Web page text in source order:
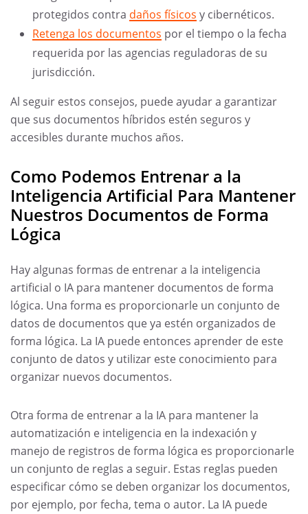
protegidos contra daños físicos y cibernéticos.
Retenga los documentos por el tiempo o la fecha
requerida por las agencias reguladoras de su
jurisdicción.
Al seguir estos consejos, puede ayudar a garantizar
que sus documentos híbridos estén seguros y
accesibles durante muchos años.
Como Podemos Entrenar a la
Inteligencia Artificial Para Mantener
Nuestros Documentos de Forma
Lógica
Hay algunas formas de entrenar a la inteligencia
artificial o IA para mantener documentos de forma
lógica. Una forma es proporcionarle un conjunto de
datos de documentos que ya estén organizados de
forma lógica. La IA puede entonces aprender de este
conjunto de datos y utilizar este conocimiento para
organizar nuevos documentos.
Otra forma de entrenar a la IA para mantener la
automatización e inteligencia en la indexación y
manejo de registros de forma lógica es proporcionarle
un conjunto de reglas a seguir. Estas reglas pueden
especificar cómo se deben organizar los documentos,
por ejemplo, por fecha, tema o autor. La IA puede